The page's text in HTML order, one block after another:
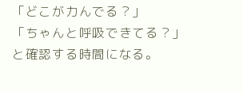
「どこが力んでる？」
「ちゃんと呼吸できてる？」
と確認する時間になる。